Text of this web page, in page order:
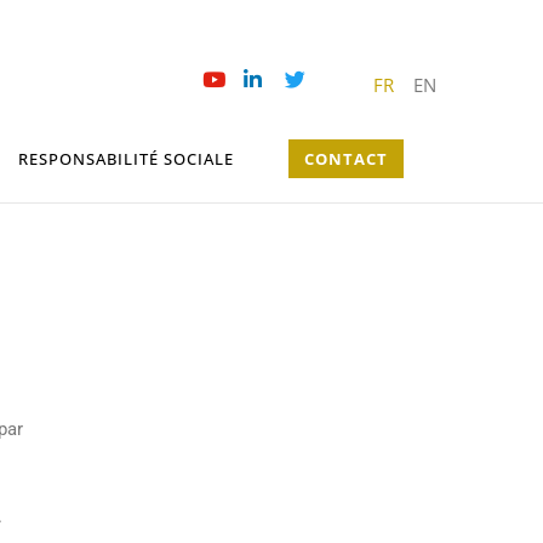
FR EN
RESPONSABILITÉ SOCIALE CONTACT